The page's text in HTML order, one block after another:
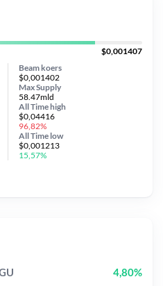
$0,001407
Beam koers
$0,001402
Max Supply
58.47mld
All Timehigh
$0,04416
96,82%
All Time low
$0,001213
15,57%
4,80%